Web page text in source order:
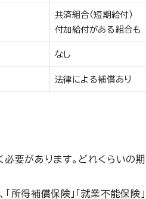
共済組合（短期給付）
付加給付がある組合も
なし
法律による補償あり
ります。どれくら
得補償保険」「就業不能保険